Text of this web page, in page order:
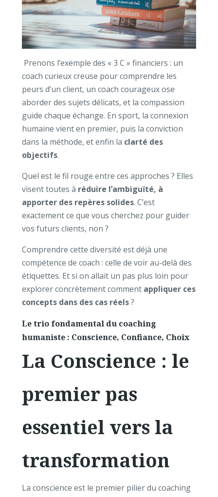
Prenons l’exemple des « 3 C » financiers : un
coach curieux creuse pour comprendre les
peurs d’un client, un coach courageux ose
aborder des sujets délicats, et la compassion
guide chaque échange. En sport, la connexion
humaine vient en premier, puis la conviction
dans la méthode, et enfin la clarté des
objectifs.
Quel est le fil rouge entre ces approches ? Elles
visent toutes à réduire l’ambiguïté, à
apporter des repères solides. C’est
exactement ce que vous cherchez pour guider
vos futurs clients, non ?
Comprendre cette diversité est déjà une
compétence de coach : celle de voir au-delà des
étiquettes. Et si on allait un pas plus loin pour
explorer concrètement comment appliquer ces
concepts dans des cas réels?
Le trio fondamental du coaching
humaniste : Conscience, Confiance, Choix
La Conscience : le
premier pas
essentiel vers la
transformation
La conscience est le premier pilier du coaching